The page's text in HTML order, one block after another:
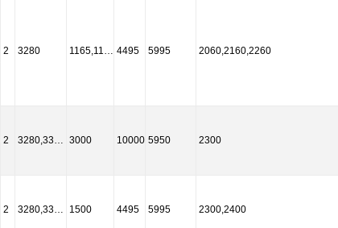
2 3280 1165,1100 4495 5995 2060,2160,2260
2 3280,3360,3600,3800 3000 10000 5950 2300
2 3280,3360,3600 1500 4495 5995 2300,2400